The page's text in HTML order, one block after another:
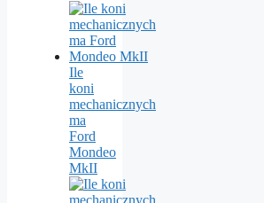
Ile
koni
mechanicznych
ma
Ford
Mondeo
MkII